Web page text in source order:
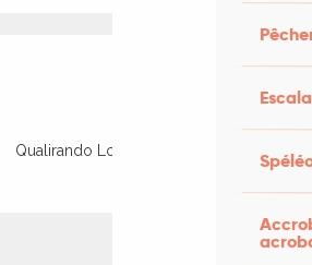
Qualirando Lot